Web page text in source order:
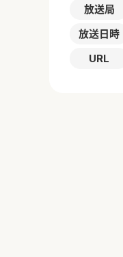
放送局
放送日時
URL